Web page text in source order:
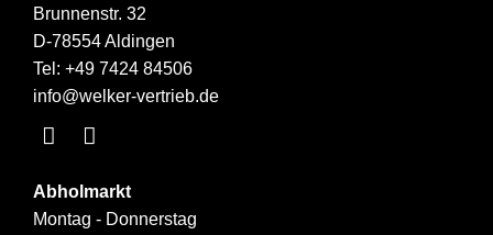
Brunnenstr. 32
D-78554 Aldingen
Tel: +49 7424 84506
info@welker-vertrieb.de
Abholmarkt
Montag - Donnerstag